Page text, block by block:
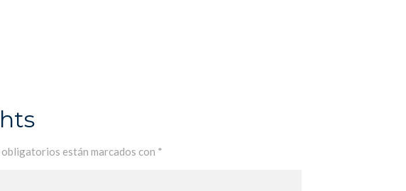
obligatorios están marcados con *